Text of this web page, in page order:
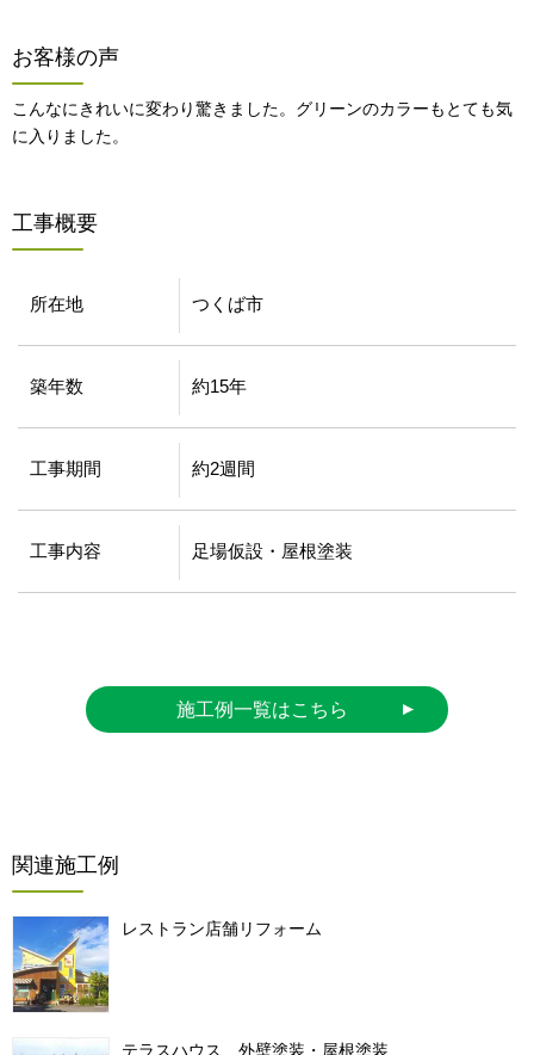
お客様の声
こんなにきれいに変わり驚きました。グリーンのカラーもとても気
に入りました。
工事概要
所在地 つくば市
築年数 約15年
工事期間 約2週間
工事内容 足場仮設・屋根塗装
施工例一覧はこちら
関連施工例
レストラン店舗リフォーム
テラスハウス 外壁塗装・屋根塗装